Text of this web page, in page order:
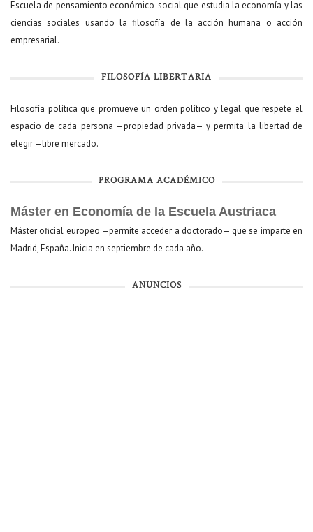
Escuela de pensamiento económico-social que estudia la economía y las
ciencias sociales usando la filosofía de la acción humana o acción
empresarial.
FILOSOFÍA LIBERTARIA
Filosofía política que promueve un orden político y legal que respete el
espacio de cada persona —propiedad privada— y permita la libertad de
elegir —libre mercado.
PROGRAMA ACADÉMICO
Máster en Economía de la Escuela Austriaca
Máster oficial europeo —permite acceder a doctorado— que se imparte en
Madrid, España. Inicia en septiembre de cada año.
ANUNCIOS